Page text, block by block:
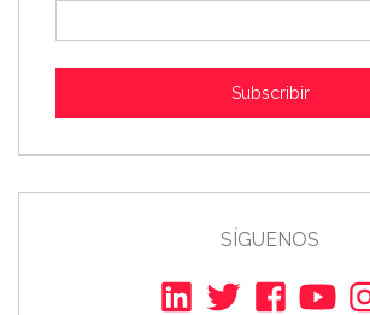
Subscribir
SÍGUENOS